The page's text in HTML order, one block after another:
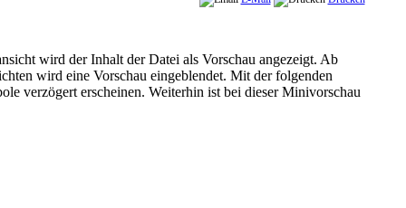
wird der Inhalt der Datei als Vorschau angezeigt. Ab
wird eine Vorschau eingeblendet. Mit der folgenden
verzögert erscheinen. Weiterhin ist bei dieser Minivorschau